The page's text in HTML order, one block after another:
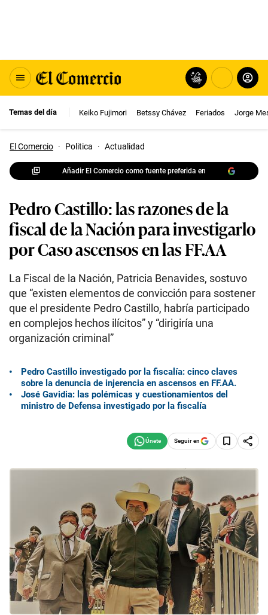
Temas del día Keiko Fujimori Betssy Chávez Feriados Jorge
El Comercio · Politica · Actualidad
Añadir El Comercio como fuente preferida en
Pedro Castillo: las razones de la
fiscal de la Nación para investigarlo
por Caso ascensos en las FF.AA
La Fiscal de la Nación, Patricia Benavides, sostuvo
que “existen elementos de convicción para sostener
que el presidente Pedro Castillo, habría participado
en complejos hechos ilícitos” y “dirigiría una
organización criminal”
Pedro Castillo investigado por la fiscalía: cinco claves
sobre la denuncia de injerencia en ascensos en FF.AA.
José Gavidia: las polémicas y cuestionamientos del
ministro de Defensa investigado por la fiscalía
Seguir en